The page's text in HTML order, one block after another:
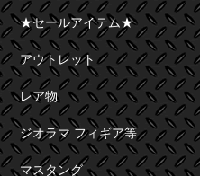
★セールアイテム★
アウトレット
レア物
ジオラマ フィギア等
マスタング